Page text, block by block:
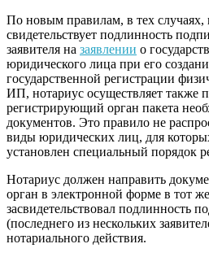
По новым правилам, в тех случаях,
свидетельствует подлинность
заявителя на заявлении о
юридического лица при его
государственной регистрации
ИП, нотариус осуществляет также
регистрирующий орган пакета
документов. Это правило не
виды юридических лиц, для
установлен специальный порядок
Нотариус должен направить
орган в электронной форме в тот
засвидетельствовал подлинность
(последнего из нескольких
нотариального действия.